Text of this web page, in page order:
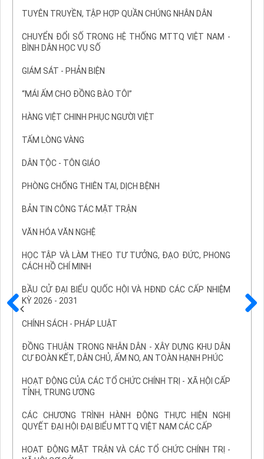
TUYÊN TRUYỀN, TẬP HỢP QUẦN CHÚNG NHÂN DÂN
CHUYỂN ĐỔI SỐ TRONG HỆ THỐNG MTTQ VIỆT NAM -
BÌNH DÂN HỌC VỤ SỐ
GIÁM SÁT - PHẢN BIỆN
“MÁI ẤM CHO ĐỒNG BÀO TÔI”
HÀNG VIỆT CHINH PHỤC NGƯỜI VIỆT
TẤM LÒNG VÀNG
DÂN TỘC - TÔN GIÁO
PHÒNG CHỐNG THIÊN TAI, DỊCH BỆNH
BẢN TIN CÔNG TÁC MẶT TRẬN
VĂN HÓA VĂN NGHỆ
HỌC TẬP VÀ LÀM THEO TƯ TƯỞNG, ĐẠO ĐỨC, PHONG
CÁCH HỒ CHÍ MINH
BẦU CỬ ĐẠI BIỂU QUỐC HỘI VÀ HĐND CÁC CẤP NHIỆM
KỲ 2026 - 2031
CHÍNH SÁCH - PHÁP LUẬT
ĐỒNG THUẬN TRONG NHÂN DÂN - XÂY DỰNG KHU DÂN
CƯ ĐOÀN KẾT, DÂN CHỦ, ẤM NO, AN TOÀN HẠNH PHÚC
HOẠT ĐỘNG CỦA CÁC TỔ CHỨC CHÍNH TRỊ - XÃ HỘI CẤP
TỈNH, TRUNG ƯƠNG
CÁC CHƯƠNG TRÌNH HÀNH ĐỘNG THỰC HIỆN NGHỊ
QUYẾT ĐẠI HỘI ĐẠI BIỂU MTTQ VIỆT NAM CÁC CẤP
HOẠT ĐỘNG MẶT TRẬN VÀ CÁC TỔ CHỨC CHÍNH TRỊ -
Trước